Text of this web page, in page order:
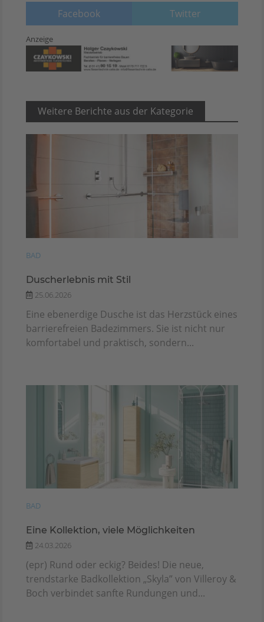
Facebook Twitter
Anzeige
Weitere Berichte aus der Kategorie
BAD
Duscherlebnis mit Stil
25.06.2026
Eine ebenerdige Dusche ist das Herzstück eines
barrierefreien Badezimmers. Sie ist nicht nur
komfortabel und praktisch, sondern...
BAD
Eine Kollektion, viele Möglichkeiten
24.03.2026
(epr) Rund oder eckig? Beides! Die neue,
trendstarke Badkollektion „Skyla” von Villeroy &
Boch verbindet sanfte Rundungen und...